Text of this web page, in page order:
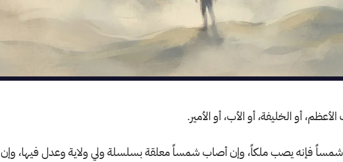
أو الخليفة، أو الأب، أو الأمير.
فإنه يصب ملكاً، وإن أصاب شمساً معلقة بسلسلة ولي ولاية وعدل فيها، وإن